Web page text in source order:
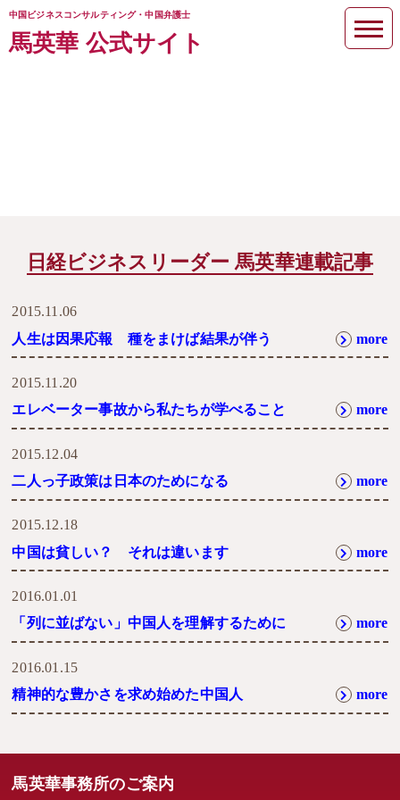
中国ビジネスコンサルティング・中国弁護士
馬英華 公式サイト
日経ビジネスリーダー 馬英華連載記事
2015.11.06
人生は因果応報 種をまけば結果が伴う
more
2015.11.20
エレベーター事故から私たちが学べること
more
2015.12.04
二人っ子政策は日本のためになる
more
2015.12.18
中国は貧しい？ それは違います
more
2016.01.01
「列に並ばない」中国人を理解するために
more
2016.01.15
精神的な豊かさを求め始めた中国人
more
馬英華事務所のご案内